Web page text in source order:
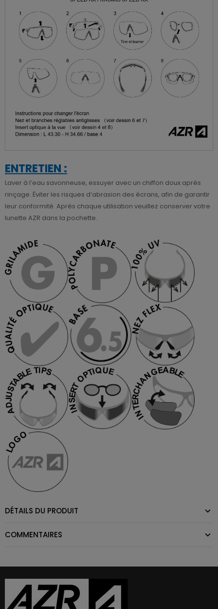
ENTRETIEN :
Laver à l’eau savonneuse, essuyer avec un chiffon doux après
rinçage. Éviter les risques d’abrasion des écrans, afin de garantir
leur conformité. Après chaque utilisation veuillez conserver votre
lunette AZR dans la pochette.
DÉTAILS DU PRODUIT
COMMENTAIRES